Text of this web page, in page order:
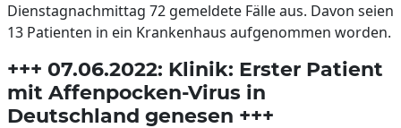
Dienstagnachmittag 72 gemeldete Fälle aus. Davon seien
13 Patienten in ein Krankenhaus aufgenommen worden.
+++ 07.06.2022: Klinik: Erster Patient
mit Affenpocken-Virus in
Deutschland genesen +++